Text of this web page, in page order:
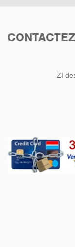
Vidange Moteur
Réglage Jeux aux
Poignée
ZI